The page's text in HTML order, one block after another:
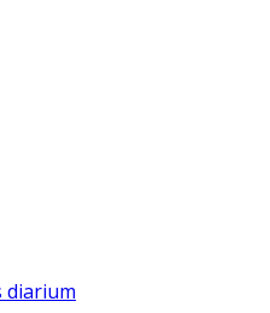
diarium